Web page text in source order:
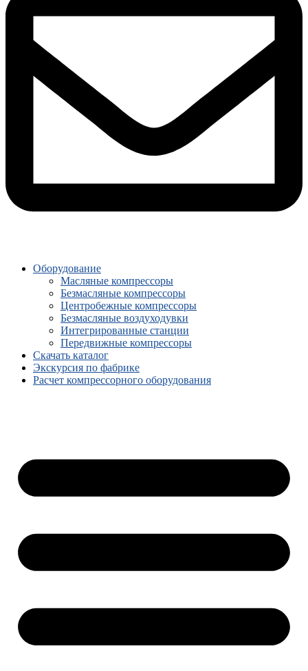
Оборудование
Масляные компрессоры
Безмасляные компрессоры
Центробежные компрессоры
Безмасляные воздуходувки
Интегрированные станции
Передвижные компрессоры
Скачать каталог
Экскурсия по фабрике
Расчет компрессорного оборудования